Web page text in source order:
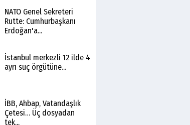
NATO Genel Sekreteri
Rutte: Cumhurbaşkanı
Erdoğan'a...
İstanbul merkezli 12 ilde 4
ayrı suç örgütüne...
İBB, Ahbap, Vatandaşlık
Çetesi… Üç dosyadan
tek...